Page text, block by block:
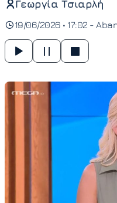
Γεωργία Τσιαρλή
19/06/2026 • 17:02 -